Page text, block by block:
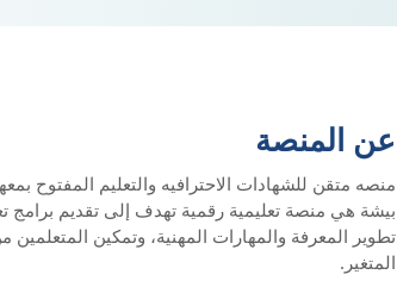
عن المنصة
منصه متقن للشهادات الاحترافيه والتعليم المفتوح
بيشة هي منصة تعليمية رقمية تهدف إلى تقديم برامج
تطوير المعرفة والمهارات المهنية، وتمكين
المتغير.